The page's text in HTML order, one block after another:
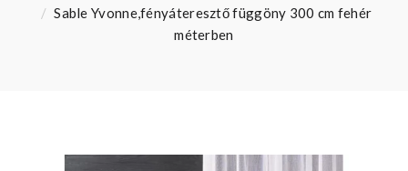
Sable Yvonne,fényáteresztő függöny 300 cm fehér
méterben